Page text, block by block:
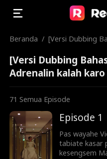
Beranda / [Versi Dubbing
alin kalah karo
o
[Versi Dubbing
Adrenalin kalah
71 Semua Episode
Episode 1
Pas wayahe
tabiate kasar
kesengsem